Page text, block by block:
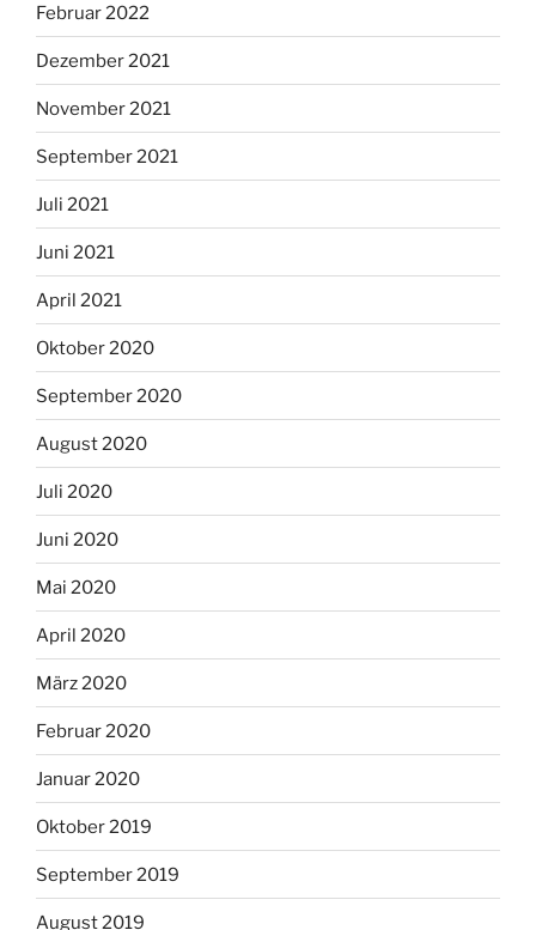
Februar 2022
Dezember 2021
November 2021
September 2021
Juli 2021
Juni 2021
April 2021
Oktober 2020
September 2020
August 2020
Juli 2020
Juni 2020
Mai 2020
April 2020
März 2020
Februar 2020
Januar 2020
Oktober 2019
September 2019
August 2019